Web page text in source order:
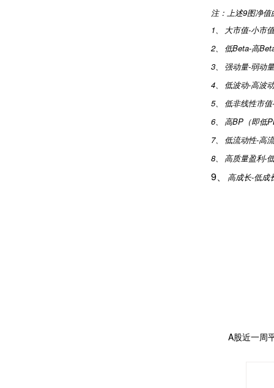
注：上述9图净值
1、
大市值-小市值
2、
低Beta-高
3、
强动量-弱动量
4、
低波动-高波动
5、
低非线性市值-
6、
高BP （即低
7、
低流动性-高
8、
高质量盈利-
9、 高成长-低成
A股近一周